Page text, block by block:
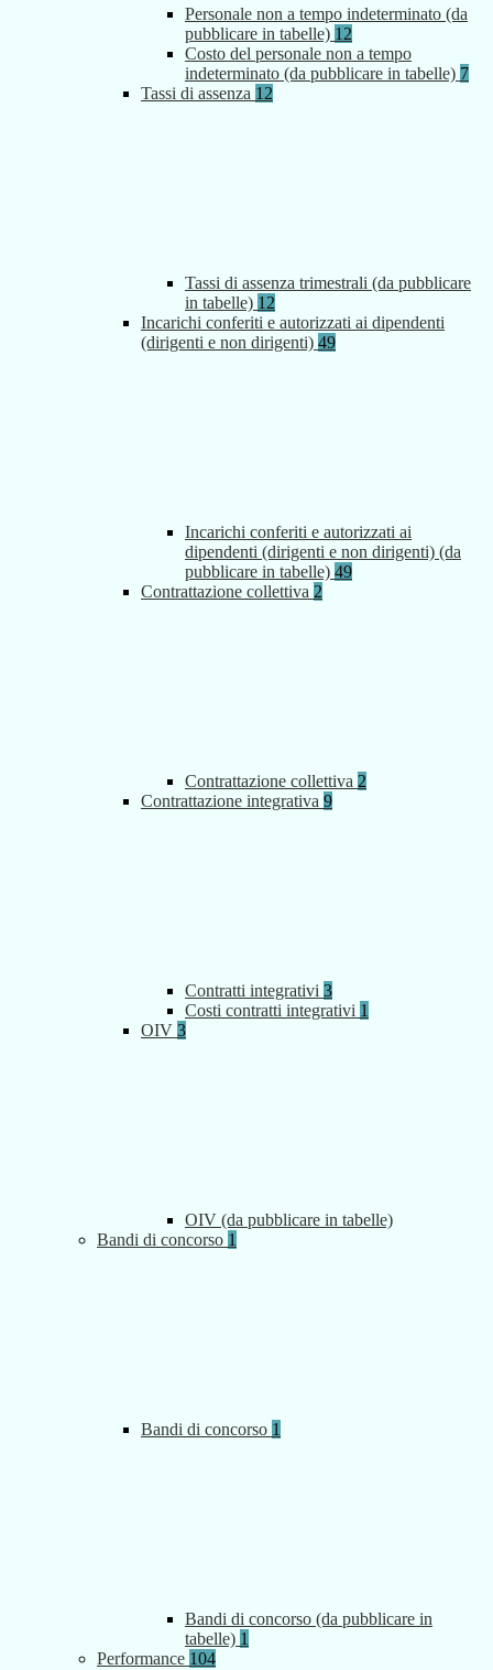
Personale non a tempo indeterminato (da
pubblicare in tabelle) 12
Costo del personale non a tempo
indeterminato (da pubblicare in tabelle) 7
Tassi di assenza 12
Tassi di assenza trimestrali (da pubblicare
in tabelle) 12
Incarichi conferiti e autorizzati ai dipendenti
(dirigenti e non dirigenti) 49
Incarichi conferiti e autorizzati ai
dipendenti (dirigenti e non dirigenti) (da
pubblicare in tabelle) 49
Contrattazione collettiva 2
Contrattazione collettiva 2
Contrattazione integrativa 9
Contratti integrativi 3
Costi contratti integrativi 1
OIV 3
OIV (da pubblicare in tabelle)
Bandi di concorso 1
Bandi di concorso 1
Bandi di concorso (da pubblicare in
tabelle) 1
Performance 104